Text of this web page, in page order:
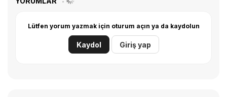
Lütfen yorum yazmak için oturum açın ya da kaydolun
Kaydol Giriş yap